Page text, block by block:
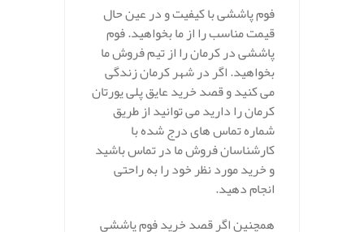
فوم پاششی با کیفیت و در عین حال
قیمت مناسب را از ما بخواهید. فوم
پاششی در کرمان را از تیم فروش ما
بخواهید. اگر در شهر کرمان زندگی
می کنید و قصد خرید عایق پلی یورتان
کرمان را دارید می توانید از طریق
شماره تماس های درج شده با
کارشناسان فروش ما در تماس باشید
و خرید مورد نظر خود را به راحتی
انجام دهید.
همچنین اگر قصد خرید فوم پاششی